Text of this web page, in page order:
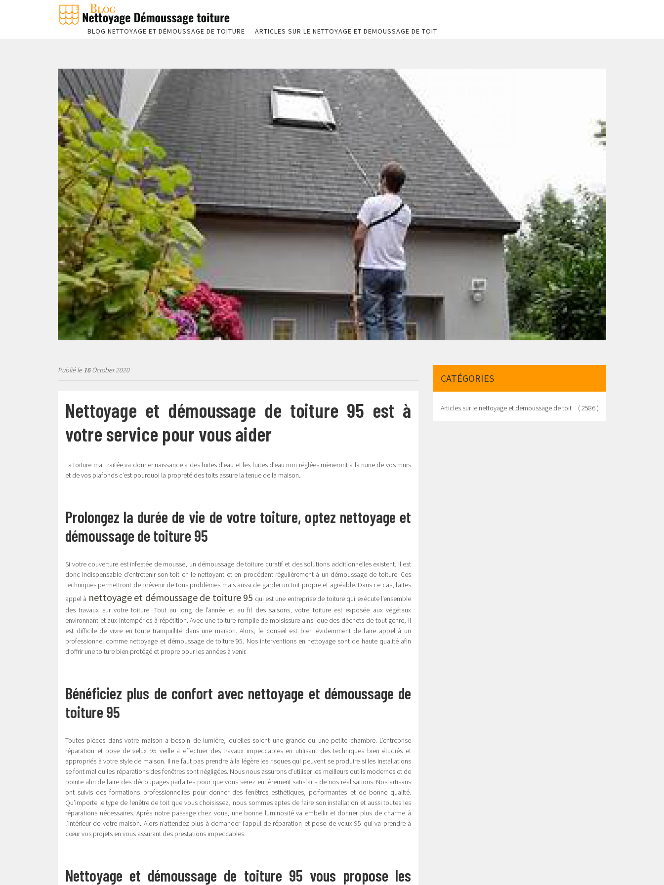
BLOG NETTOYAGE ET DÉMOUSSAGE DE TOITURE ARTICLES SUR LE NETTOYAGE ET DEMOUSSAGE DE TOIT
Publié le16October 2020
Nettoyage et démoussage de toiture 95 est à
votre service pour vous aider
La toiture mal traitée va donner naissance à des fuites d’eau et les fuites d’eau non réglées mèneront à la ruine de vos murs
et de vos plafonds c’est pourquoi la propreté des toits assure la tenue de la maison.
Prolongez la durée de vie de votre toiture, optez nettoyage et
démoussage de toiture 95
Si votre couverture est infestée de mousse, un démoussage de toiture curatif et des solutions additionnelles existent. Il est
donc indispensable d’entretenir son toit en le nettoyant et en procédant régulièrement à un démoussage de toiture. Ces
techniques permettront de prévenir de tous problèmes mais aussi de garder un toit propre et agréable. Dans ce cas, faites
appel à nettoyage et démoussage de toiture 95 qui est une entreprise de toiture qui exécute l'ensemble
des travaux sur votre toiture. Tout au long de l’année et au fil des saisons, votre toiture est exposée aux végétaux
environnant et aux intempéries à répétition. Avec une toiture remplie de moisissure ainsi que des déchets de tout genre, il
est difficile de vivre en toute tranquillité dans une maison. Alors, le conseil est bien évidemment de faire appel à un
professionnel comme nettoyage et démoussage de toiture 95. Nos interventions en nettoyage sont de haute qualité afin
d’offrir une toiture bien protégé et propre pour les années à venir.
Bénéficiez plus de confort avec nettoyage et démoussage de
toiture 95
Toutes pièces dans votre maison a besoin de lumière, qu’elles soient une grande ou une petite chambre. L’entreprise
réparation et pose de velux 95 veille à effectuer des travaux impeccables en utilisant des techniques bien étudiés et
appropriés à votre style de maison. Il ne faut pas prendre à la légère les risques qui peuvent se produire si les installations
se font mal ou les réparations des fenêtres sont négligées. Nous nous assurons d’utiliser les meilleurs outils modernes et de
pointe afin de faire des découpages parfaites pour que vous serez entièrement satisfaits de nos réalisations. Nos artisans
ont suivis des formations professionnelles pour donner des fenêtres esthétiques, performantes et de bonne qualité.
Qu’importe le type de fenêtre de toit que vous choisissez, nous sommes aptes de faire son installation et aussi toutes les
réparations nécessaires. Après notre passage chez vous, une bonne luminosité va embellir et donner plus de charme à
l’intérieur de votre maison. Alors n’attendez plus à demander l’appui de réparation et pose de velux 95 qui va prendre à
cœur vos projets en vous assurant des prestations impeccables.
Nettoyage et démoussage de toiture 95 vous propose les
CATÉGORIES
Articles sur le nettoyage et demoussage de toit ( 2586 )